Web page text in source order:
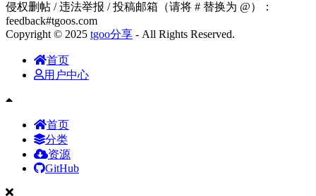
侵权删帖 / 违法举报 / 投稿邮箱（请将 # 替换为 @）：
feedback#tgoos.com
Copyright © 2025 tgoo分享 - All Rights Reserved.
首页
用户中心
首页
分类
资源
GitHub